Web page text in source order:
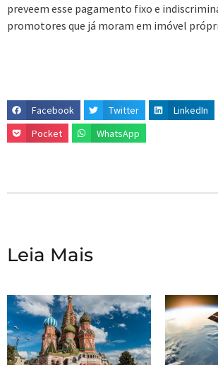
preveem esse pagamento fixo e
promotores que já moram em imóvel
Facebook Twitter LinkedIn
Pocket
WhatsApp
Leia Mais